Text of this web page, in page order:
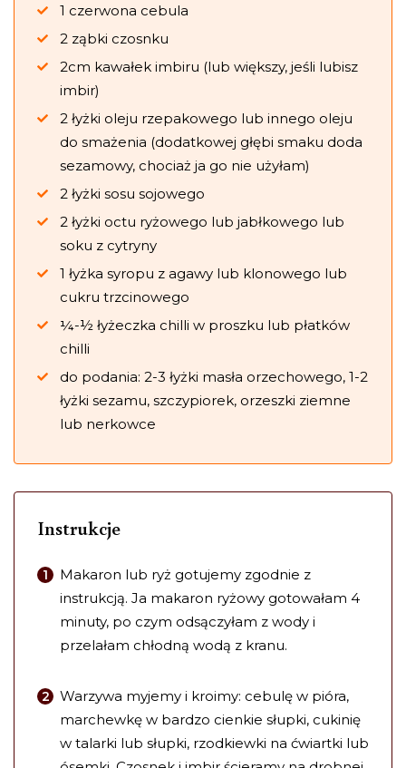
1 czerwona cebula
2 ząbki czosnku
2cm kawałek imbiru (lub większy, jeśli lubisz
imbir)
2 łyżki oleju rzepakowego lub innego oleju
do smażenia (dodatkowej głębi smaku doda
sezamowy, chociaż ja go nie użyłam)
2 łyżki sosu sojowego
2 łyżki octu ryżowego lub jabłkowego lub
soku z cytryny
1 łyżka syropu z agawy lub klonowego lub
cukru trzcinowego
¼-½ łyżeczka chilli w proszku lub płatków
chilli
do podania: 2-3 łyżki masła orzechowego, 1-2
łyżki sezamu, szczypiorek, orzeszki ziemne
lub nerkowce
Instrukcje
Makaron lub ryż gotujemy zgodnie z
instrukcją. Ja makaron ryżowy gotowałam 4
minuty, po czym odsączyłam z wody i
przelałam chłodną wodą z kranu.
Warzywa myjemy i kroimy: cebulę w pióra,
marchewkę w bardzo cienkie słupki, cukinię
w talarki lub słupki, rzodkiewki na ćwiartki lub